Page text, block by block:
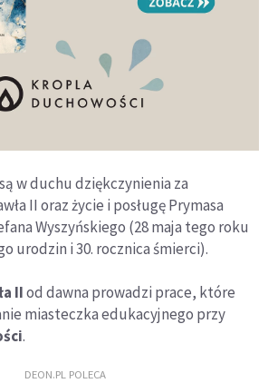
w duchu dziękczynienia za
II oraz życie i posługę Prymasa
Wyszyńskiego (28 maja tego roku
urodzin i 30. rocznica śmierci).
IIod dawna prowadzi prace, które
miasteczka edukacyjnego przy
.
DEON.PL POLECA